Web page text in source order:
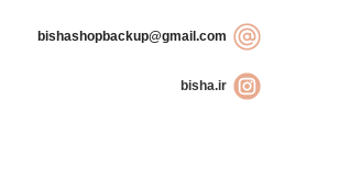
bishashopbackup@gmail.com
bisha.ir